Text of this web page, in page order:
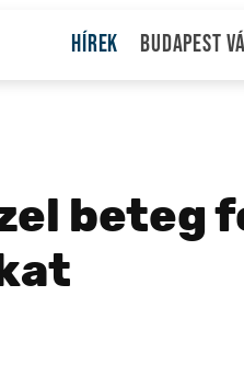
Hírek Budapest
beteg